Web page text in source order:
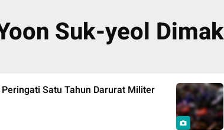
Suk-yeol
Satu Tahun Darurat Militer